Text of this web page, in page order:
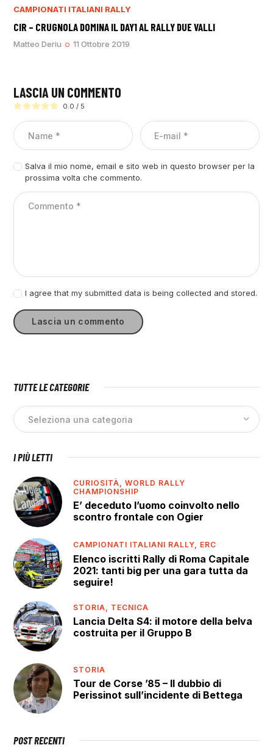
CAMPIONATI ITALIANI RALLY
CIR – CRUGNOLA DOMINA IL DAY1 AL RALLY DUE VALLI
Matteo Deriu 11 Ottobre 2019
LASCIA UN COMMENTO
0.0 / 5
Salva il mio nome, email e sito web in questo browser per la
prossima volta che commento.
I agree that my submitted data is being collected and stored.
TUTTE LE CATEGORIE
I PIÙ LETTI
CURIOSITÀ,WORLD RALLY
CHAMPIONSHIP
E’ deceduto l’uomo coinvolto nello
scontro frontale con Ogier
CAMPIONATI ITALIANI RALLY, ERC
Elenco iscritti Rally di Roma Capitale
2021: tanti big per una gara tutta da
seguire!
STORIA, TECNICA
Lancia Delta S4: il motore della belva
costruita per il Gruppo B
STORIA
Tour de Corse ’85 – Il dubbio di
Perissinot sull’incidente di Bettega
POST RECENTI